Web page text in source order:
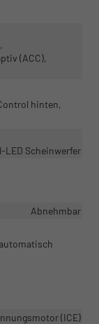
(ACC),
hinten,
LED Scheinwerfer
Abnehmbar
(ICE)